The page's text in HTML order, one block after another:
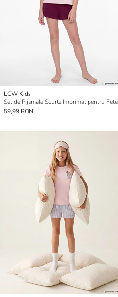
LCW Kids
Set de Pijamale Scurte Imprimat pentru Fete
59,99 RON